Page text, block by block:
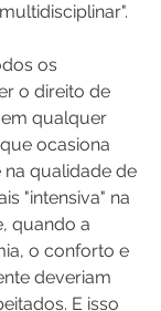
os
o direito de
qualquer
ocasiona
qualidade de
"intensiva" na
quando a
o conforto e
deveriam
E isso